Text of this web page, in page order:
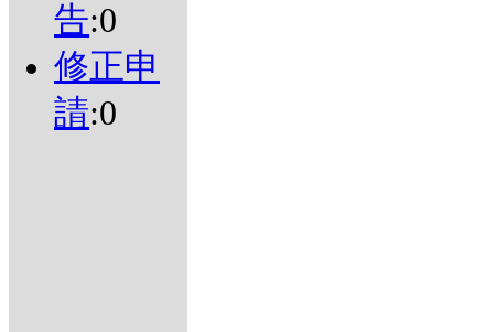
告:0
修正申
請:0